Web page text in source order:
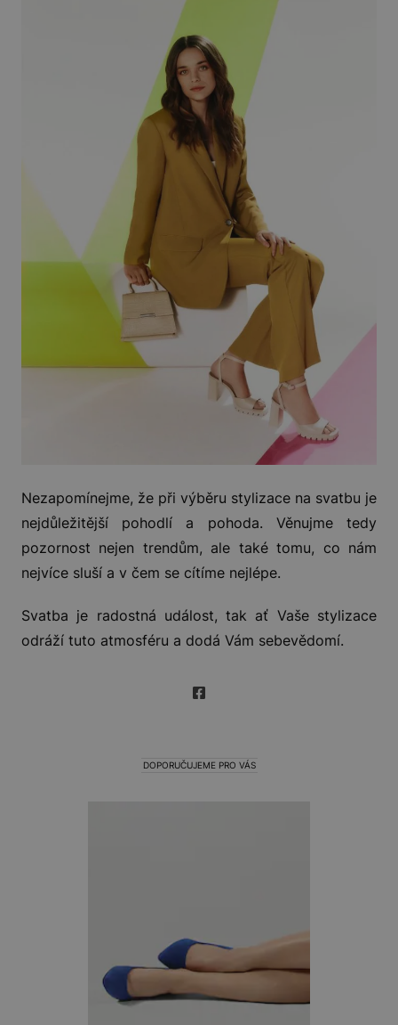
Nezapomínejme, že při výběru stylizace na svatbu je
nejdůležitější pohodlí a pohoda. Věnujme tedy
pozornost nejen trendům, ale také tomu, co nám
nejvíce sluší a v čem se cítíme nejlépe.
Svatba je radostná událost, tak ať Vaše stylizace
odráží tuto atmosféru a dodá Vám sebevědomí.
DOPORUČUJEME PRO VÁS